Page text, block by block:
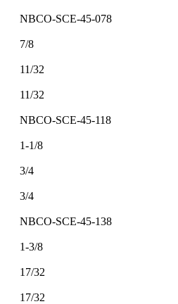
NBCO-SCE-45-078
7/8
11/32
11/32
NBCO-SCE-45-118
1-1/8
3/4
3/4
NBCO-SCE-45-138
1-3/8
17/32
17/32